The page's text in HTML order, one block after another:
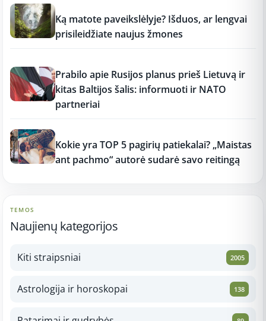
Ką matote paveikslėlyje? Išduos, ar lengvai
prisileidžiate naujus žmones
Prabilo apie Rusijos planus prieš Lietuvą ir
kitas Baltijos šalis: informuoti ir NATO
partneriai
Kokie yra TOP 5 pagirių patiekalai? „Maistas
ant pachmo“ autorė sudarė savo reitingą
TEMOS
Naujienų kategorijos
Kiti straipsniai 2005
Astrologija ir horoskopai 138